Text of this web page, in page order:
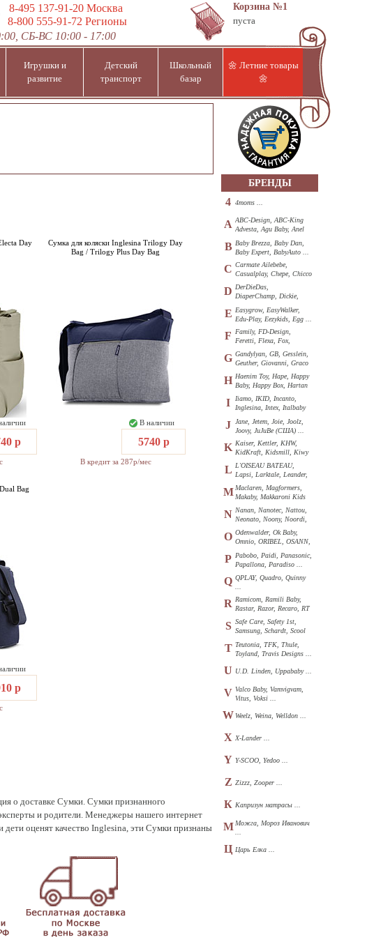
8-495 137-91-20Москва
8-800 555-91-72 Регионы
СБ-ВС 10:00 - 17:00
Корзина №1
пуста
Игрушки и
развитие
Детский
транспорт
Школьный
базар
🌼 Летние товары
🌼
Day
р
Сумка для коляски Inglesina Trilogy Day
Bag / Trilogy Plus Day Bag
В наличии
5740 р
В кредит за 287р/мес
Bag
р
о доставке Сумки. Сумки признанного
и родители. Менеджеры нашего интернет
оценят качество Inglesina, эти Сумки признаны
БРЕНДЫ
4 4moms ...
A ABC-Design, ABC-King
Advesta, Agu Baby, Anel
B Baby Brezza, Baby Dan,
Baby Expert, BabyAuto ...
C Carmate Ailebebe,
Casualplay, Chepe, Chicco
D DerDieDas,
DiaperChamp, Dickie,
E Easygrow, EasyWalker,
Edu-Play, Eezykids, Egg ...
F
Family, FD-Design,
Feretti, Flexa, Fox,
G Gandylyan, GB, Gesslein,
Geuther, Giovanni, Graco
H Haenim Toy, Hape, Happy
Baby, Happy Box, Hartan
I
Iiamo, IKID, Incanto,
Inglesina, Intex, Italbaby
J
Jane, Jetem, Joie, Joolz,
Joovy, JuJuBe (США) ...
K Kaiser, Kettler, KHW,
KidKraft, Kidsmill, Kiwy
L L'OISEAU BATEAU,
Lapsi, Larktale, Leander,
M Maclaren, Magformers,
Makaby, Makkaroni Kids
N Nanan, Nanotec, Nattou,
Neonato, Noony, Noordi,
O Odenwalder, Ok Baby,
Omnio, ORIBEL, OSANN,
P Pabobo, Paidi, Panasonic,
Papallona, Paradiso ...
Q QPLAY, Quadro, Quinny
R Ramicom, Ramili Baby,
Rastar, Razor, Recaro, RT
S Safe Care, Safety 1st,
Samsung, Schardt, Scool
T Teutonia, TFK, Thule,
Toyland, Travis Designs ...
U U.D. Linden, Uppababy ...
V Valco Baby, Vamvigvam,
Vitus, Voksi ...
WWeelz, Weina, Welldon ...
X X-Lander ...
Y Y-SCOO, Yedoo ...
Z Zizzz, Zooper ...
К Капризун матрасы ...
М Можга, Мороз Иванович
Ц Царь Елка ...